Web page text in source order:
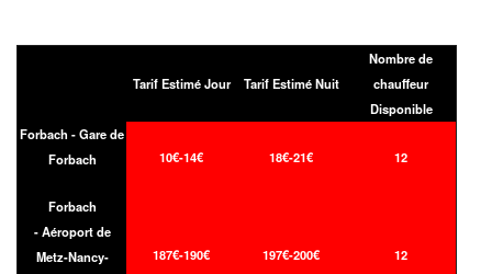
Tarif Estimé Jour Tarif Estimé Nuit
Nombre de
chauffeur
Disponible
Forbach - Gare de
Forbach
10€-14€ 18€-21€ 12
Forbach
- Aéroport de
Metz-Nancy-
187€-190€ 197€-200€ 12